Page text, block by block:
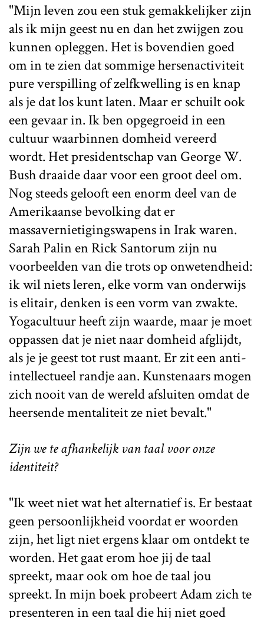
"Mijn leven zou een stuk gemakkelijker zijn
als ik mijn geest nu en dan het zwijgen zou
kunnen opleggen. Het is bovendien goed
om in te zien dat sommige hersenactiviteit
pure verspilling of zelfkwelling is en knap
als je dat los kunt laten. Maar er schuilt ook
een gevaar in. Ik ben opgegroeid in een
cultuur waarbinnen domheid vereerd
wordt. Het presidentschap van George W.
Bush draaide daar voor een groot deel om.
Nog steeds gelooft een enorm deel van de
Amerikaanse bevolking dat er
massavernietigingswapens in Irak waren.
Sarah Palin en Rick Santorum zijn nu
voorbeelden van die trots op onwetendheid:
ik wil niets leren, elke vorm van onderwijs
is elitair, denken is een vorm van zwakte.
Yogacultuur heeft zijn waarde, maar je moet
oppassen dat je niet naar domheid afglijdt,
als je je geest tot rust maant. Er zit een anti-
intellectueel randje aan. Kunstenaars mogen
zich nooit van de wereld afsluiten omdat de
heersende mentaliteit ze niet bevalt."
Zijn we te afhankelijk van taal voor onze
identiteit?
"Ik weet niet wat het alternatief is. Er bestaat
geen persoonlijkheid voordat er woorden
zijn, het ligt niet ergens klaar om ontdekt te
worden. Het gaat erom hoe jij de taal
spreekt, maar ook om hoe de taal jou
spreekt. In mijn boek probeert Adam zich te
presenteren in een taal die hij niet goed